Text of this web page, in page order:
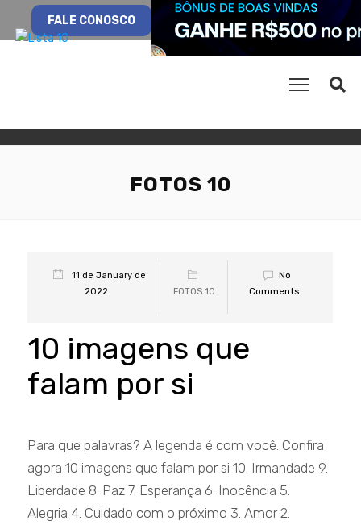
FALE CONOSCO
FOTOS 10
11 de January de
2022
FOTOS 10
No
Comments
10 imagens que
falam por si
Para que palavras? A legenda é com você. Confira
agora 10 imagens que falam por si 10. Irmandade 9.
Liberdade 8. Paz 7. Esperança 6. Inocência 5.
Alegria 4. Cuidado com o próximo 3. Amor 2.